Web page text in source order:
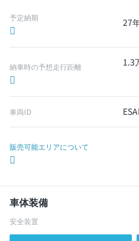
予定納期 27
納車時の予想走行距離 1.3
車両ID
販売可能エリアについて
車体装備
安全装置